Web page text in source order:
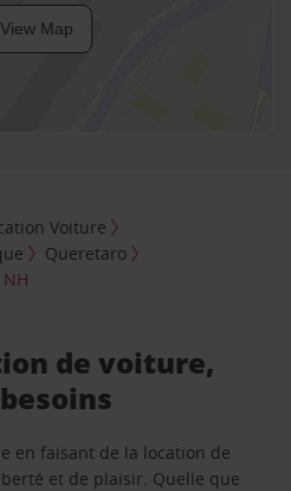
View Map
Voiture
Queretaro
de voiture,
en faisant de la location de
et de plaisir. Quelle que